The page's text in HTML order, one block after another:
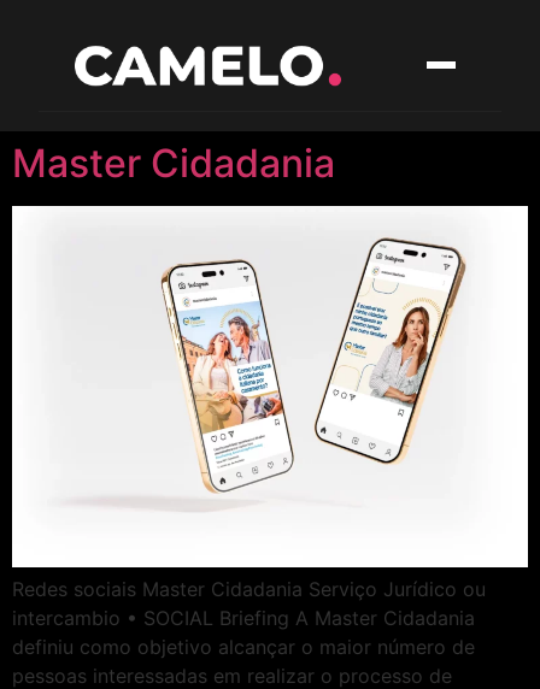
Master Cidadania
Redes sociais Master Cidadania Serviço Jurídico ou
intercambio • SOCIAL Briefing A Master Cidadania
definiu como objetivo alcançar o maior número de
pessoas interessadas em realizar o processo de